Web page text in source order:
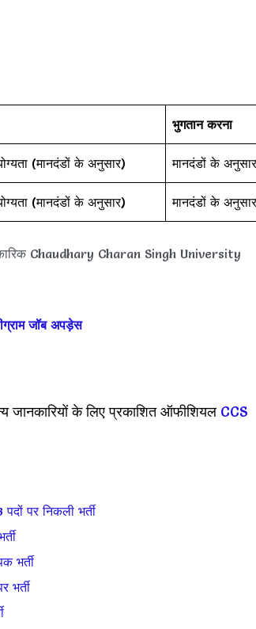
भुगतान करना
(मानदंडों के अनुसार) मानदंडों के अनुसार
(मानदंडों के अनुसार) मानदंडों के अनुसार
Chaudhary Charan Singh University
जॉब अपड़ेस
जानकारियों के लिए प्रकाशित ऑफीशियल CCS
पर निकली भर्ती
भर्ती
भर्ती